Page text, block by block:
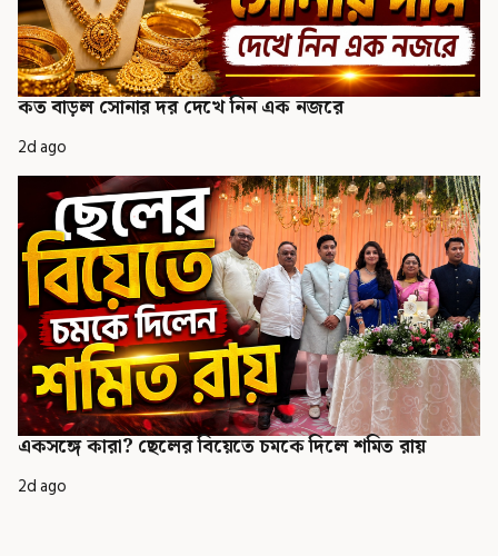
কত বাড়ল সোনার দর দেখে নিন এক নজরে
2d ago
একসঙ্গে কারা? ছেলের বিয়েতে চমকে দিলে শমিত রায়
2d ago